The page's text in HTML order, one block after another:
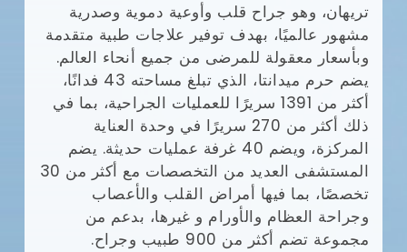
تريهان، وهو جراح قلب وأوعية دموية وصدرية
مشهور عالميًا، بهدف توفير علاجات طبية متقدمة
وبأسعار معقولة للمرضى من جميع أنحاء العالم.
يضم حرم ميدانتا، الذي تبلغ مساحته 43 فدانًا،
أكثر من 1391 سريرًا للعمليات الجراحية، بما في
ذلك أكثر من 270 سريرًا في وحدة العناية
المركزة، ويضم 40 غرفة عمليات حديثة. يضم
المستشفى العديد من التخصصات مع أكثر من 30
تخصصًا، بما فيها أمراض القلب والأعصاب
وجراحة العظام والأورام و غيرها، بدعم من
مجموعة تضم أكثر من 900 طبيب وجراح.